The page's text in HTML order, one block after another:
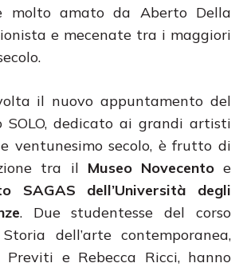
molto amato da Aberto Della
e mecenate tra i maggiori
il nuovo appuntamento del
SOLO, dedicato ai grandi artisti
ventunesimo secolo, è frutto di
tra il Museo Novecentoe
SAGAS dell’Università degli
. Due studentesse del corso
dell’arte contemporanea,
Previti e Rebecca Ricci, hanno